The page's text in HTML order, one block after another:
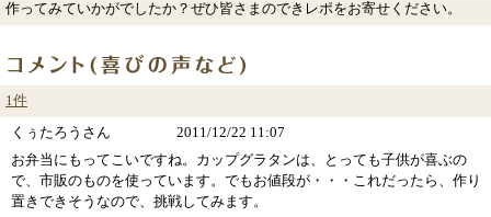
作ってみていかがでしたか？ぜひ皆さまのできレポをお寄せください。
1件
くぅたろうさん
2011/12/22 11:07
お弁当にもってこいですね。カップグラタンは、とっても子供が喜ぶの
で、市販のものを使っています。でもお値段が・・・これだったら、作り
置きできそうなので、挑戦してみます。